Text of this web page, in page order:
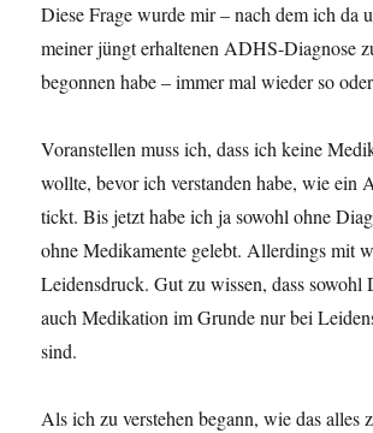
Diese Frage wurde mir – nach dem ich da
meiner jüngt erhaltenen ADHS-Diagnose
begonnen habe – immer mal wieder so
Voranstellen muss ich, dass ich keine
wollte, bevor ich verstanden habe, wie ein
tickt. Bis jetzt habe ich ja sowohl ohne
ohne Medikamente gelebt. Allerdings mit
Leidensdruck. Gut zu wissen, dass sowohl
auch Medikation im Grunde nur bei
sind.
Als ich zu verstehen begann, wie das alles